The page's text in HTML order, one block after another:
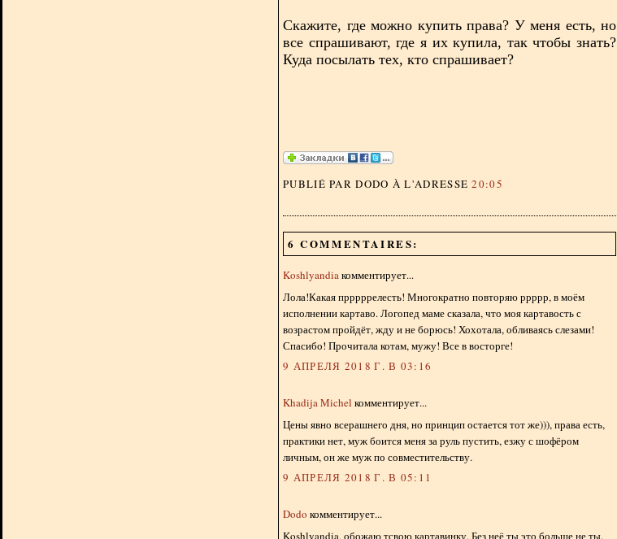
Скажите, где можно купить права? У меня есть, но
все спрашивают, где я их купила, так чтобы знать?
Куда посылать тех, кто спрашивает?
PUBLIÉ PAR DODO À L'ADRESSE20:05
6 COMMENTAIRES:
Koshlyandiaкомментирует...
Лола!Какая прррррелесть! Многократно повторяю ррррр, в моём
исполнении картаво. Логопед маме сказала, что моя картавость с
возрастом пройдёт, жду и не борюсь! Хохотала, обливаясь слезами!
Спасибо! Прочитала котам, мужу! Все в восторге!
9 АПРЕЛЯ 2018 Г. В 03:16
Khadija Michel комментирует...
Цены явно всерашнего дня, но принцип остается тот же))), права есть,
практики нет, муж боится меня за руль пустить, езжу с шофёром
личным, он же муж по совместительству.
9 АПРЕЛЯ 2018 Г. В 05:11
Dodo комментирует...
Koshlyandia, обожаю тсвою картавинку. Без неё ты это больше не ты.